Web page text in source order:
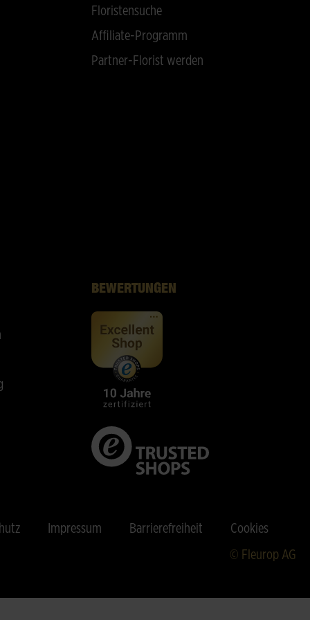
Floristensuche
Affiliate-Programm
Partner-Florist werden
BEWERTUNGEN
Impressum Barrierefreiheit
Cookies
© Fleurop AG